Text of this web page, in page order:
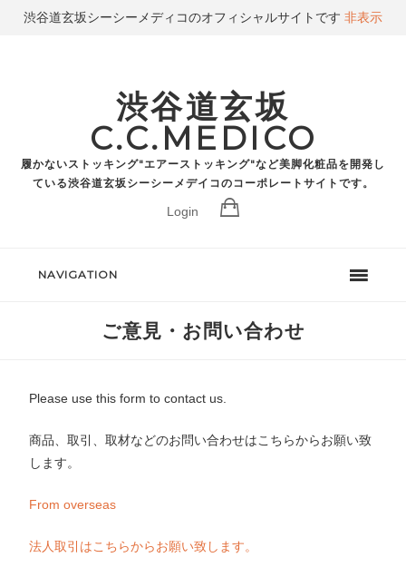
渋谷道玄坂
C.C.MEDICO
履かないストッキング"エアーストッキング"など美脚化粧品を開発し
ている渋谷道玄坂シーシーメデイコのコーポレートサイトです。
Login
NAVIGATION
ご意見・お問い合わせ
Please use this form to contact us.
商品、取引、取材などのお問い合わせはこちらからお願い致
します。
From overseas
法人取引はこちらからお願い致します。
渋谷道玄坂シーシーメディコのオフィシャルサイトです 非表示